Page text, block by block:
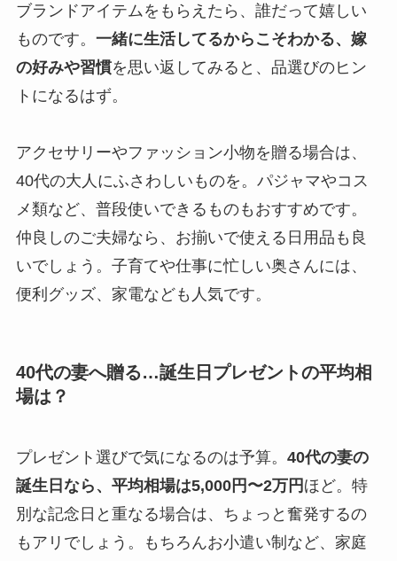
ブランドアイテムをもらえたら、誰だって嬉しい
ものです。 一緒に生活してるからこそわかる、嫁
の好みや習慣を思い返してみると、品選びのヒン
トになるはず。
アクセサリーやファッション小物を贈る場合は、
40代の大人にふさわしいものを。パジャマやコス
メ類など、普段使いできるものもおすすめです。
仲良しのご夫婦なら、お揃いで使える日用品も良
いでしょう。子育てや仕事に忙しい奥さんには、
便利グッズ、家電なども人気です。
40代の妻へ贈る…誕生日プレゼントの平均相
場は？
プレゼント選びで気になるのは予算。 40代の妻の
誕生日なら、平均相場は5,000円〜2万円 ほど。特
別な記念日と重なる場合は、ちょっと奮発するの
もアリでしょう。もちろんお小遣い制など、家庭